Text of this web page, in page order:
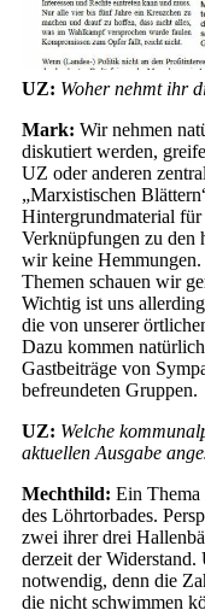
UZ: Woher nehmt ihr
Mark: Wir nehmen
diskutiert werden,
UZ oder anderen
„Marxistischen
Hintergrundmaterial
Verknüpfungen zu den
wir keine Hemmungen.
Themen schauen wir
Wichtig ist uns
die von unserer
Dazu kommen
Gastbeiträge von
befreundeten Gruppen.
UZ: Welche
aktuellen Ausgabe
Mechthild: Ein Thema
des Löhrtorbades.
zwei ihrer drei
derzeit der Widerstand.
notwendig, denn die
die nicht schwimmen